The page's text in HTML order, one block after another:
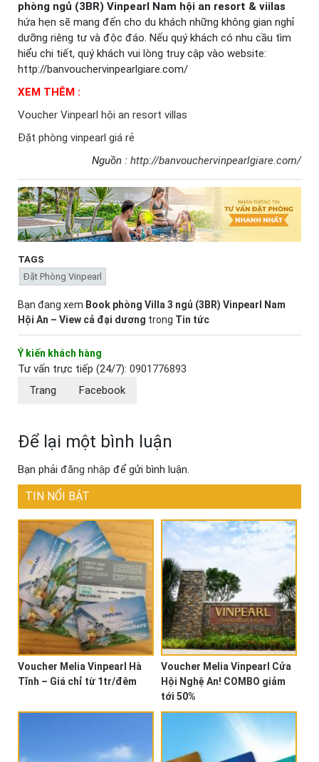
phòng ngủ (3BR) Vinpearl Nam hội an resort & viilas
hứa hẹn sẽ mang đến cho du khách những không gian nghỉ
dưỡng riêng tư và độc đáo. Nếu quý khách có nhu cầu tìm
hiểu chi tiết, quý khách vui lòng truy cập vào website:
http://banvouchervinpearlgiare.com/
XEM THÊM :
Voucher Vinpearl hội an resort villas
Đặt phòng vinpearl giá rẻ
Nguồn : http://banvouchervinpearlgiare.com/
TAGS
Đặt Phòng Vinpearl
Bạn đang xem Book phòng Villa 3 ngủ (3BR) Vinpearl Nam
Hội An – View cả đại dương trong Tin tức
Ý kiến khách hàng
Tư vấn trực tiếp (24/7): 0901776893
Trang
Facebook
Để lại một bình luận
Bạn phải đăng nhập để gửi bình luận.
TIN NỔI BẬT
Voucher Melia Vinpearl Hà
Tĩnh – Giá chỉ từ 1tr/đêm
Voucher Melia Vinpearl Cửa
Hội Nghệ An! COMBO giảm
tới 50%